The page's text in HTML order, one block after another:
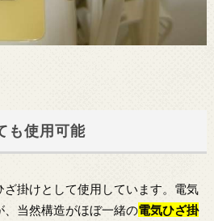
も使用可能
掛けとして使用しています。電気
当然構造がほぼ一緒の電気ひざ掛